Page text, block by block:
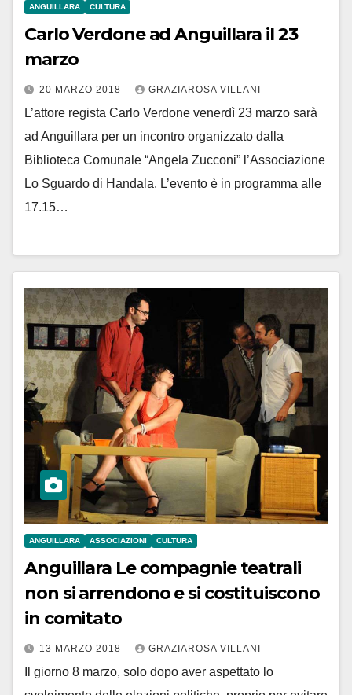
ANGUILLARA CULTURA
Carlo Verdone ad Anguillara il 23
marzo
20 MARZO 2018 GRAZIAROSA VILLANI
L’attore regista Carlo Verdone venerdì 23 marzo sarà
ad Anguillara per un incontro organizzato dalla
Biblioteca Comunale “Angela Zucconi” l’Associazione
Lo Sguardo di Handala. L’evento è in programma alle
17.15…
ANGUILLARA ASSOCIAZIONI CULTURA
Anguillara Le compagnie teatrali
non si arrendono e si costituiscono
in comitato
13 MARZO 2018 GRAZIAROSA VILLANI
Il giorno 8 marzo, solo dopo aver aspettato lo